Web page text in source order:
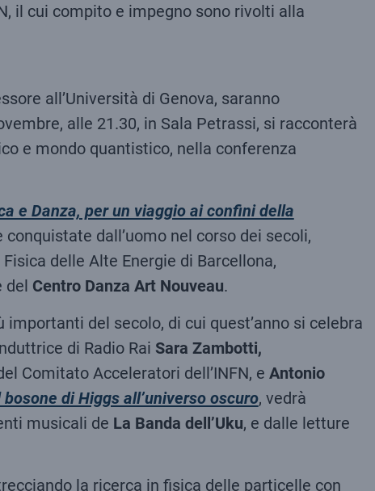
il cui compito e impegno sono rivolti alla
all’Università di Genova, saranno
alle 21.30, in Sala Petrassi, si racconterà
e mondo quantistico, nella conferenza
e Danza, per un viaggio ai confini della
dall’uomo nel corso dei secoli,
delle Alte Energie di Barcellona,
del Centro Danza Art Nouveau.
del secolo, di cui quest’anno si celebra
di Radio Rai Sara Zambotti,
Comitato Acceleratori dell’INFN, e Antonio
di Higgs all’universo oscuro, vedrà
musicali de La Banda dell’Uku, e dalle letture
la ricerca in fisica delle particelle con